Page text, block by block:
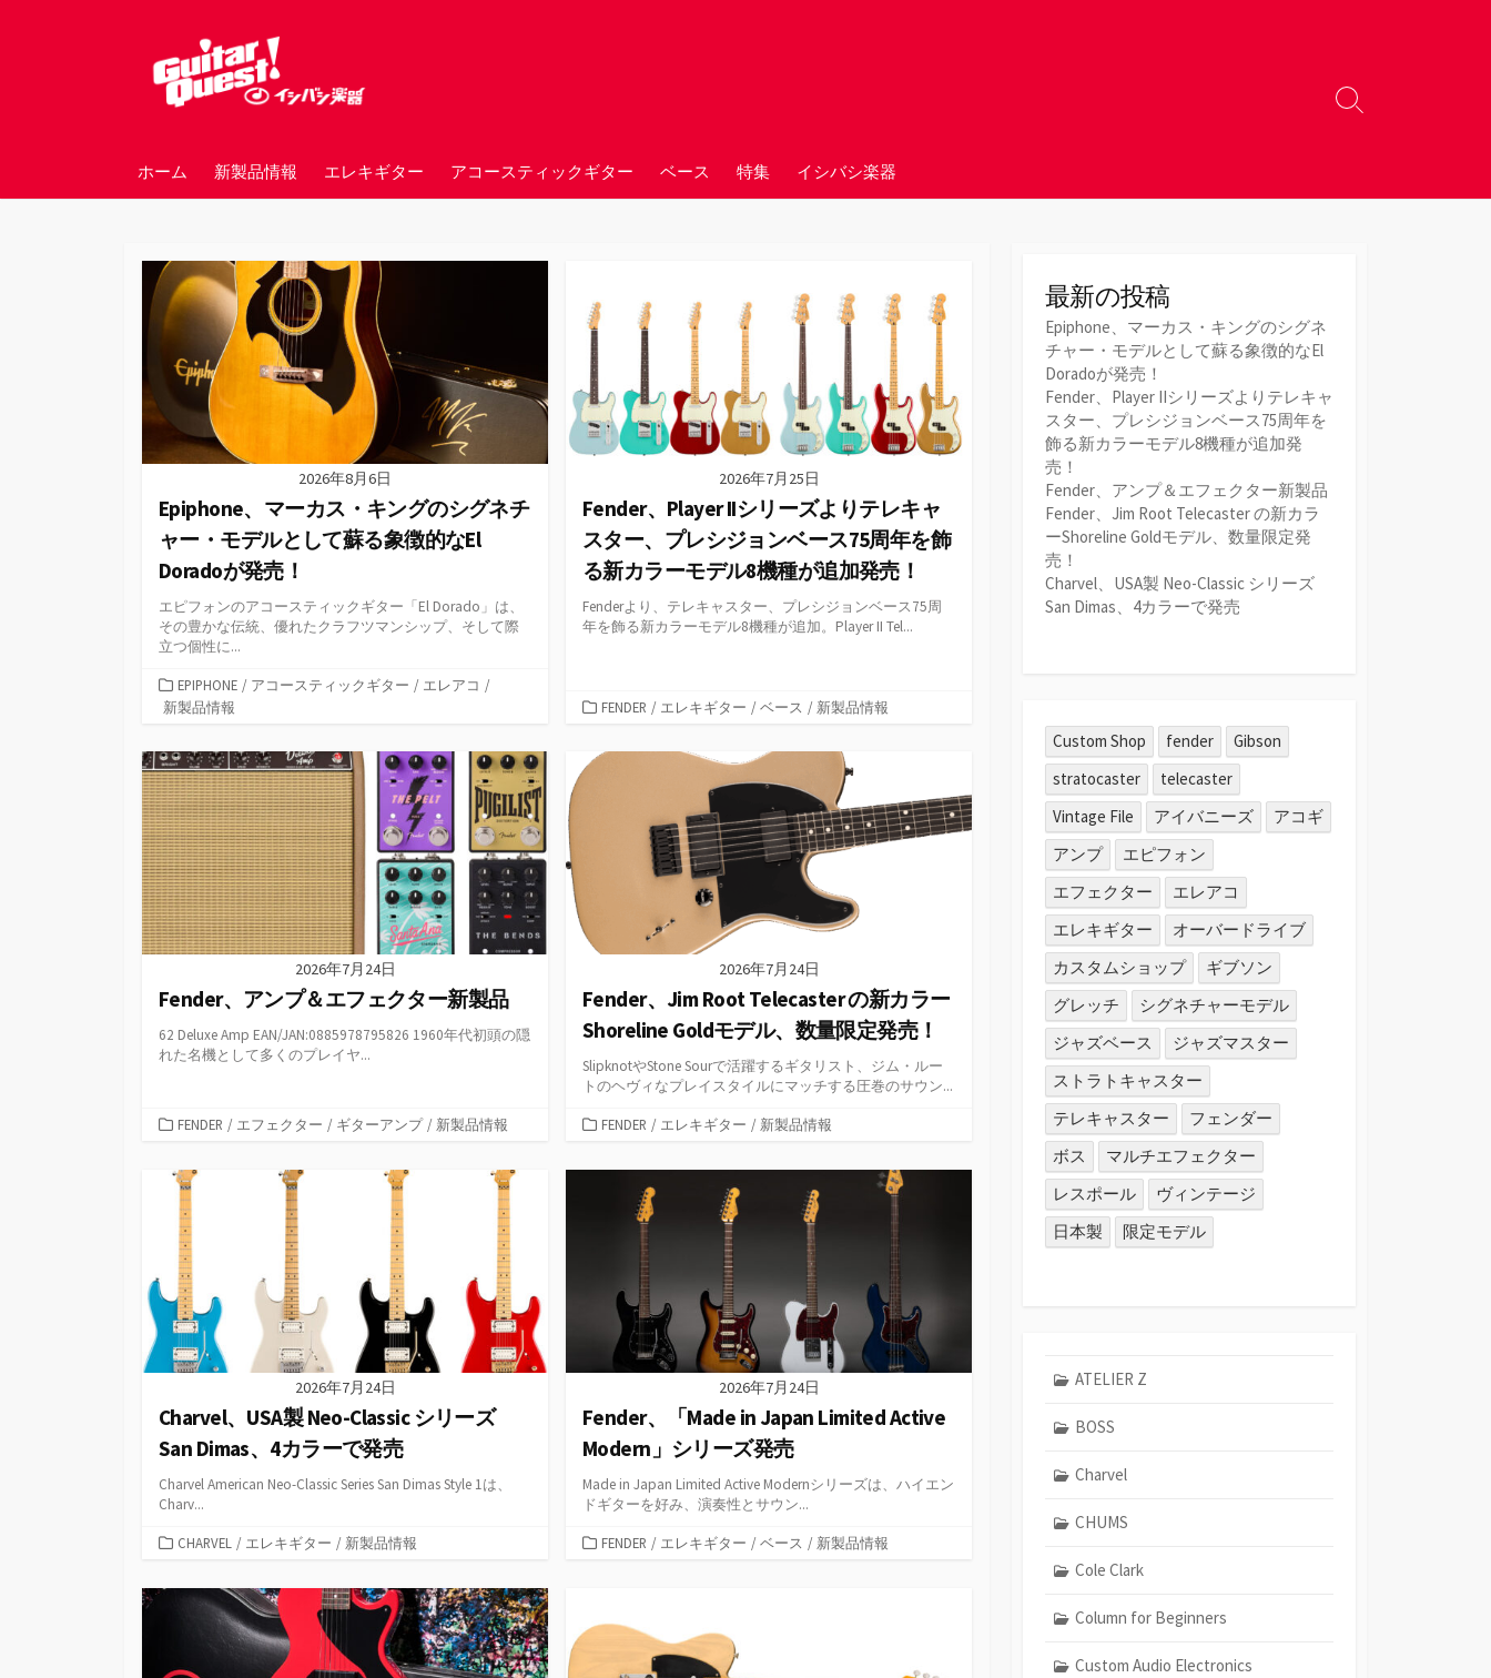
ホーム 新製品情報 エレキギター アコースティックギター ベース 特集 イシバシ楽器
検
替
2026年8月6日
Epiphone、マーカス・キングのシグネチ
ャー・モデルとして蘇る象徴的なEl
Doradoが発売！
エピフォンのアコースティックギター「El Dorado」は、
その豊かな伝統、優れたクラフツマンシップ、そして際
立つ個性に...
カ
テ
リ
ー
EPIPHONE / アコースティックギター / エレアコ /
新製品情報
2026年7月25日
Fender、Player IIシリーズよりテレキャ
スター、プレシジョンベース75周年を飾
る新カラーモデル8機種が追加発売！
Fenderより、テレキャスター、プレシジョンベース75周
年を飾る新カラーモデル8機種が追加。Player II Tel...
カ
ゴ
FENDER / エレキギター / ベース / 新製品情報
2026年7月24日
Fender、アンプ＆エフェクター新製品
62 Deluxe Amp EAN/JAN:0885978795826 1960年代初頭の隠
れた名機として多くのプレイヤ...
カ
ゴ
リ
ー
FENDER / エフェクター / ギターアンプ / 新製品情報
2026年7月24日
Fender、Jim Root Telecaster の新カラー
Shoreline Goldモデル、数量限定発売！
SlipknotやStone Sourで活躍するギタリスト、ジム・ルー
トのヘヴィなプレイスタイルにマッチする圧巻のサウン...
カ
ゴ
FENDER / エレキギター / 新製品情報
2026年7月24日
Charvel、USA製 Neo-Classic シリーズ
San Dimas、4カラーで発売
Charvel American Neo-Classic Series San Dimas Style 1は、
Charv...
カ
ゴ
CHARVEL / エレキギター / 新製品情報
2026年7月24日
Fender、「Made in Japan Limited Active
Modern」シリーズ発売
Made in Japan Limited Active Modernシリーズは、ハイエン
ドギターを好み、演奏性とサウン...
カ
ー
FENDER / エレキギター / ベース / 新製品情報
最新の投稿
Epiphone、マーカス・キングのシグネ
チャー・モデルとして蘇る象徴的なEl
Doradoが発売！
Fender、Player IIシリーズよりテレキャ
スター、プレシジョンベース75周年を
飾る新カラーモデル8機種が追加発
売！
Fender、アンプ＆エフェクター新製品
Fender、Jim Root Telecaster の新カラ
ーShoreline Goldモデル、数量限定発
売！
Charvel、USA製 Neo-Classic シリーズ
San Dimas、4カラーで発売
Custom Shop fender
Gibson
stratocaster
telecaster
Vintage File
アイバニーズ
アコギ
アンプ
エピフォン
エフェクター
エレアコ
エレキギター
オーバードライブ
カスタムショップ
ギブソン
グレッチ
シグネチャーモデル
ジャズベース
ジャズマスター
ストラトキャスター
テレキャスター
フェンダー
ボス
マルチエフェクター
レスポール
ヴィンテージ
日本製
限定モデル
ATELIER Z
BOSS
Charvel
CHUMS
Cole Clark
Column for Beginners
Custom Audio Electronics